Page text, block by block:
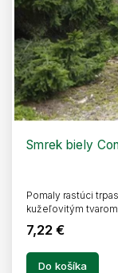
t
v
Smrek biely
7,22 €
Do košíka
Pomaly rastúci
kužeľovitým